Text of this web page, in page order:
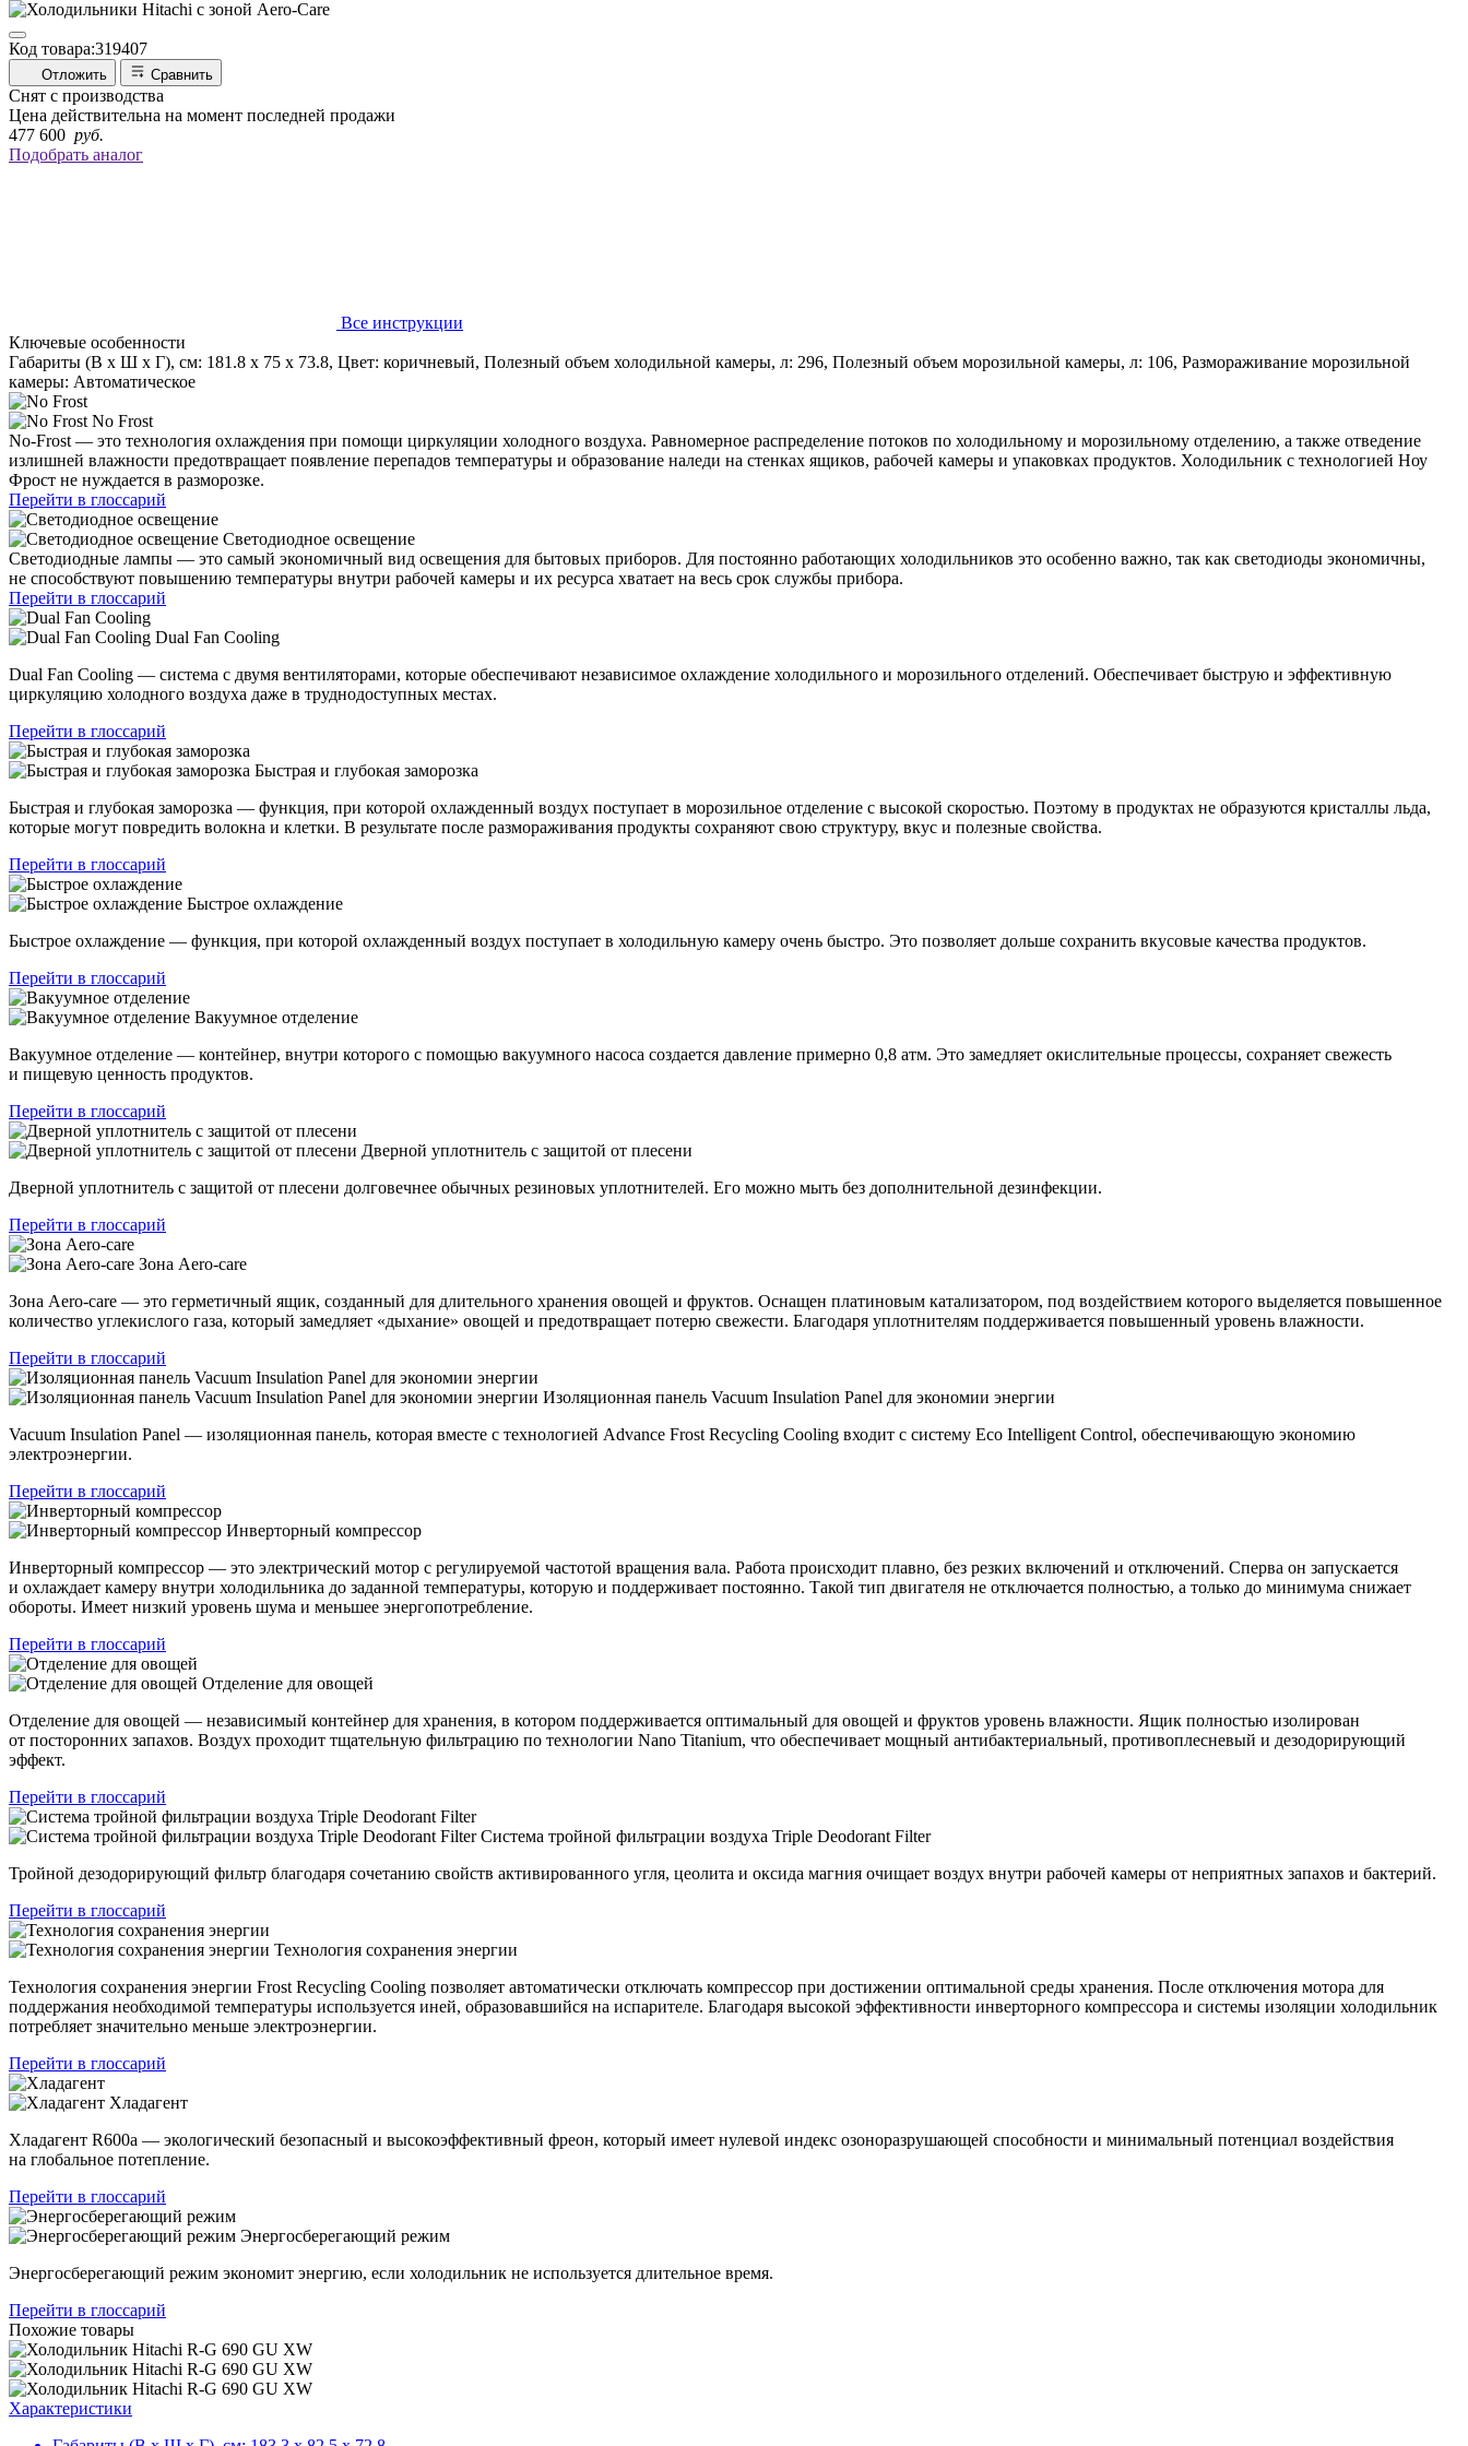
Код товара:319407
Отложить Сравнить
Снят с производства
Цена действительна на момент последней продажи
477 600 руб.
Подобрать аналог
Все инструкции
Ключевые особенности
Габариты (В х Ш х Г), см: 181.8 х 75 х 73.8, Цвет: коричневый, Полезный объем холодильной камеры, л: 296, Полезный объем морозильной камеры, л: 106, Размораживание морозильной
камеры: Автоматическое
No Frost
No-Frost — это технология охлаждения при помощи циркуляции холодного воздуха. Равномерное распределение потоков по холодильному и морозильному отделению, а также отведение
излишней влажности предотвращает появление перепадов температуры и образование наледи на стенках ящиков, рабочей камеры и упаковках продуктов. Холодильник с технологией Ноу
Фрост не нуждается в разморозке.
Перейти в глоссарий
Светодиодное освещение
Светодиодные лампы — это самый экономичный вид освещения для бытовых приборов. Для постоянно работающих холодильников это особенно важно, так как светодиоды экономичны,
не способствуют повышению температуры внутри рабочей камеры и их ресурса хватает на весь срок службы прибора.
Перейти в глоссарий
Dual Fan Cooling
Dual Fan Cooling — система с двумя вентиляторами, которые обеспечивают независимое охлаждение холодильного и морозильного отделений. Обеспечивает быструю и эффективную
циркуляцию холодного воздуха даже в труднодоступных местах.
Перейти в глоссарий
Быстрая и глубокая заморозка
Быстрая и глубокая заморозка — функция, при которой охлажденный воздух поступает в морозильное отделение с высокой скоростью. Поэтому в продуктах не образуются кристаллы льда,
которые могут повредить волокна и клетки. В результате после размораживания продукты сохраняют свою структуру, вкус и полезные свойства.
Перейти в глоссарий
Быстрое охлаждение
Быстрое охлаждение — функция, при которой охлажденный воздух поступает в холодильную камеру очень быстро. Это позволяет дольше сохранить вкусовые качества продуктов.
Перейти в глоссарий
Вакуумное отделение
Вакуумное отделение — контейнер, внутри которого с помощью вакуумного насоса создается давление примерно 0,8 атм. Это замедляет окислительные процессы, сохраняет свежесть
и пищевую ценность продуктов.
Перейти в глоссарий
Дверной уплотнитель с защитой от плесени
Дверной уплотнитель с защитой от плесени долговечнее обычных резиновых уплотнителей. Его можно мыть без дополнительной дезинфекции.
Перейти в глоссарий
Зона Aero-care
Зона Aero-care — это герметичный ящик, созданный для длительного хранения овощей и фруктов. Оснащен платиновым катализатором, под воздействием которого выделяется повышенное
количество углекислого газа, который замедляет «дыхание» овощей и предотвращает потерю свежести. Благодаря уплотнителям поддерживается повышенный уровень влажности.
Перейти в глоссарий
Изоляционная панель Vacuum Insulation Panel для экономии энергии
Vacuum Insulation Panel — изоляционная панель, которая вместе с технологией Advance Frost Recycling Cooling входит с систему Eco Intelligent Control, обеспечивающую экономию
электроэнергии.
Перейти в глоссарий
Инверторный компрессор
Инверторный компрессор — это электрический мотор с регулируемой частотой вращения вала. Работа происходит плавно, без резких включений и отключений. Сперва он запускается
и охлаждает камеру внутри холодильника до заданной температуры, которую и поддерживает постоянно. Такой тип двигателя не отключается полностью, а только до минимума снижает
обороты. Имеет низкий уровень шума и меньшее энергопотребление.
Перейти в глоссарий
Отделение для овощей
Отделение для овощей — независимый контейнер для хранения, в котором поддерживается оптимальный для овощей и фруктов уровень влажности. Ящик полностью изолирован
от посторонних запахов. Воздух проходит тщательную фильтрацию по технологии Nano Titanium, что обеспечивает мощный антибактериальный, противоплесневый и дезодорирующий
эффект.
Перейти в глоссарий
Система тройной фильтрации воздуха Triple Deodorant Filter
Тройной дезодорирующий фильтр благодаря сочетанию свойств активированного угля, цеолита и оксида магния очищает воздух внутри рабочей камеры от неприятных запахов и бактерий.
Перейти в глоссарий
Технология сохранения энергии
Технология сохранения энергии Frost Recycling Cooling позволяет автоматически отключать компрессор при достижении оптимальной среды хранения. После отключения мотора для
поддержания необходимой температуры используется иней, образовавшийся на испарителе. Благодаря высокой эффективности инверторного компрессора и системы изоляции холодильник
потребляет значительно меньше электроэнергии.
Перейти в глоссарий
Хладагент
Хладагент R600a — экологический безопасный и высокоэффективный фреон, который имеет нулевой индекс озоноразрушающей способности и минимальный потенциал воздействия
на глобальное потепление.
Перейти в глоссарий
Энергосберегающий режим
Энергосберегающий режим экономит энергию, если холодильник не используется длительное время.
Перейти в глоссарий
Похожие товары
Характеристики